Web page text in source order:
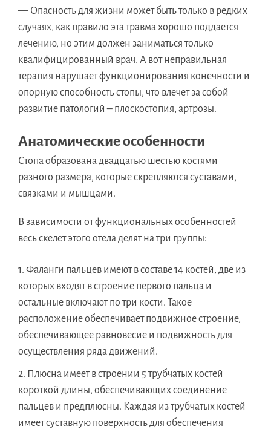
— Опасность для жизни может быть только в редких
случаях, как правило эта травма хорошо поддается
лечению, но этим должен заниматься только
квалифицированный врач. А вот неправильная
терапия нарушает функционирования конечности и
опорную способность стопы, что влечет за собой
развитие патологий – плоскостопия, артрозы.
Анатомические особенности
Стопа образована двадцатью шестью костями
разного размера, которые скрепляются суставами,
связками и мышцами.
В зависимости от функциональных особенностей
весь скелет этого отела делят на три группы:
Фаланги пальцев имеют в составе 14 костей, две из
которых входят в строение первого пальца и
остальные включают по три кости. Такое
расположение обеспечивает подвижное строение,
обеспечивающее равновесие и подвижность для
осуществления ряда движений.
Плюсна имеет в строении 5 трубчатых костей
короткой длины, обеспечивающих соединение
пальцев и предплюсны. Каждая из трубчатых костей
имеет суставную поверхность для обеспечения